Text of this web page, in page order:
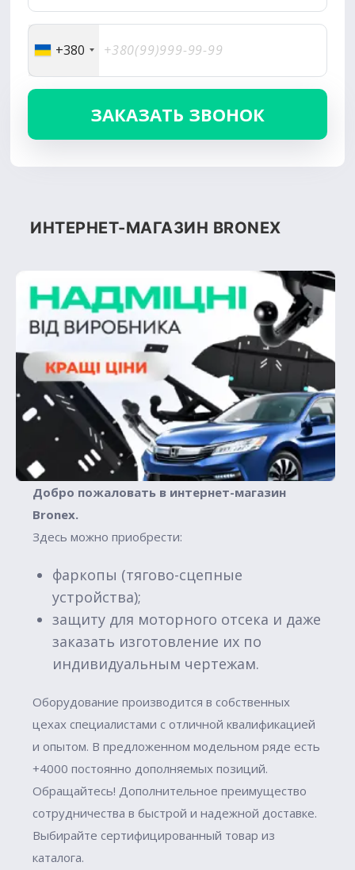
+380
ИНТЕРНЕТ-МАГАЗИН BRONEX
Добро пожаловать в интернет-магазин
Вronex.
Здесь можно приобрести:
фаркопы (тягово-сцепные
устройства);
защиту для моторного отсека и даже
заказать изготовление их по
индивидуальным чертежам.
Оборудование производится в собственных
цехах специалистами с отличной квалификацией
и опытом. В предложенном модельном ряде есть
+4000 постоянно дополняемых позиций.
Обращайтесь! Дополнительное преимущество
сотрудничества в быстрой и надежной доставке.
Выбирайте сертифицированный товар из
каталога.